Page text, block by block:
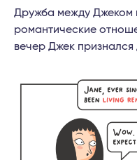
Дружба между Джеком
романтические
вечер Джек признался